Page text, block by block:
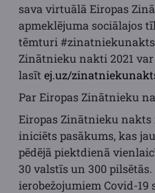
sava virtuālā Eiropas
apmeklējuma sociālajos
tēmturi
Zinātnieku nakti 2021 var
lasīt ej.uz/
Par Eiropas Zinātnieku
Eiropas Zinātnieku nakts
iniciēts pasākums, kas
pēdējā piektdienā
30 valstīs un 300 pilsētās.
ierobežojumiem Covid-